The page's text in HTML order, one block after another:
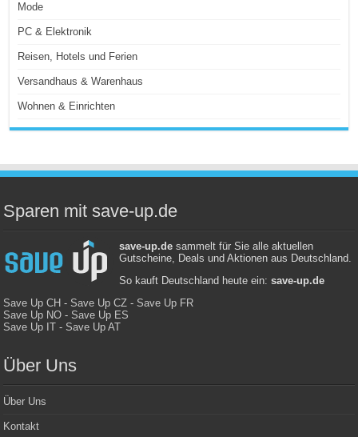
Mode
PC & Elektronik
Reisen, Hotels und Ferien
Versandhaus & Warenhaus
Wohnen & Einrichten
Sparen mit save-up.de
save-up.desammelt für Sie alle aktuellen
Gutscheine, Deals und Aktionen aus Deutschland.
So kauft Deutschland heute ein: save-up.de
Save Up CH -Save Up CZ -Save Up FR
Save Up NO -Save Up ES
Save Up IT -Save Up AT
Über Uns
Über Uns
Kontakt